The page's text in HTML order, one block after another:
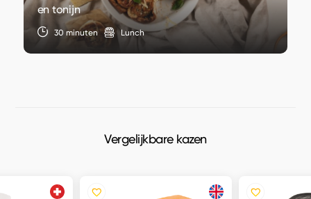
en tonijn
30 minuten Lunch
Vergelijkbare kazen